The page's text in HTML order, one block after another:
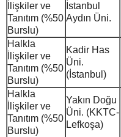
İlişkiler ve
Tanıtım (%50
Burslu)
İstanbul
Aydın Üni.
Halkla
İlişkiler ve
Tanıtım (%50
Burslu)
Kadir Has
Üni.
(İstanbul)
Halkla
İlişkiler ve
Tanıtım (%50
Burslu)
Yakın Doğu
Üni. (KKTC-
Lefkoşa)